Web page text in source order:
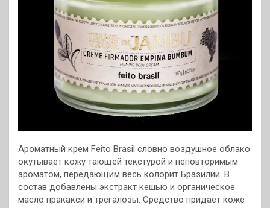
Ароматный крем Feito Brasil словно воздушное облако
окутывает кожу тающей текстурой и неповторимым
ароматом, передающим весь колорит Бразилии. В
состав добавлены экстракт кешью и органическое
масло пракакси и трегалозы. Средство придает коже